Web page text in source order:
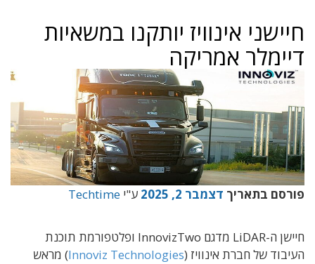
חיישני אינוויז יותקנו במשאיות
דיימלר אמריקה
פורסם בתאריך דצמבר 2, 2025 ע"י Techtime
חיישן ה-LiDAR מדגם InnovizTwo ופלטפורמת תוכנת
העיבוד של חברת אינוויז (Innoviz Technologies) מראש